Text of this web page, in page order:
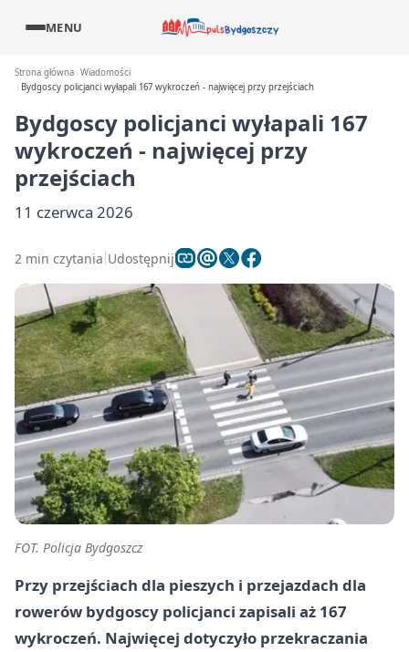
MENU
Strona główna Wiadomości
Bydgoscy policjanci wyłapali 167 wykroczeń - najwięcej przy przejściach
Bydgoscy policjanci wyłapali 167
wykroczeń - najwięcej przy
przejściach
11 czerwca 2026
2 min czytania Udostępnij
FOT. Policja Bydgoszcz
Przy przejściach dla pieszych i przejazdach dla
rowerów bydgoscy policjanci zapisali aż 167
wykroczeń. Najwięcej dotyczyło przekraczania